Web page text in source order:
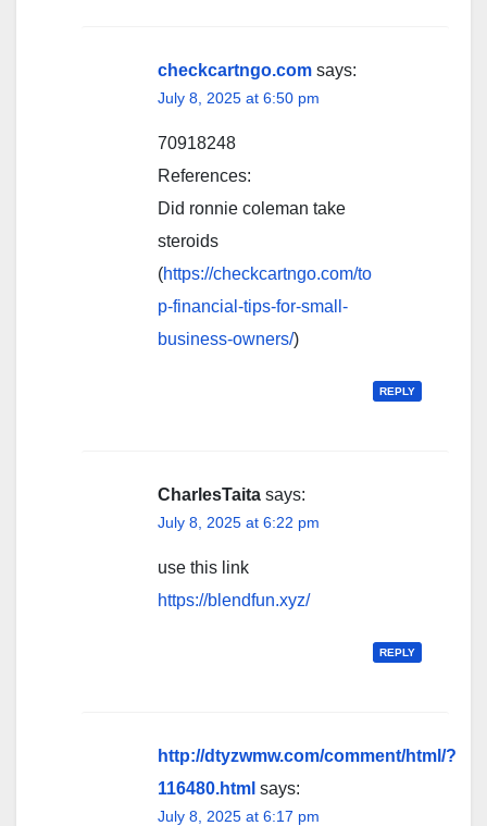
checkcartngo.com says:
July 8, 2025 at 6:50 pm
70918248
References:
Did ronnie coleman take
steroids
(https://checkcartngo.com/to
p-financial-tips-for-small-
business-owners/)
REPLY
CharlesTaita says:
July 8, 2025 at 6:22 pm
use this link
https://blendfun.xyz/
REPLY
http://dtyzwmw.com/comment/html/?
116480.html says:
July 8, 2025 at 6:17 pm